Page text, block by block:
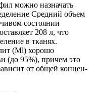
можно назначать
Средний объем
состоянии
208 л, что
в тка­нях.
(Ml) хорошо
(до 95%), причем это
от общей концен­